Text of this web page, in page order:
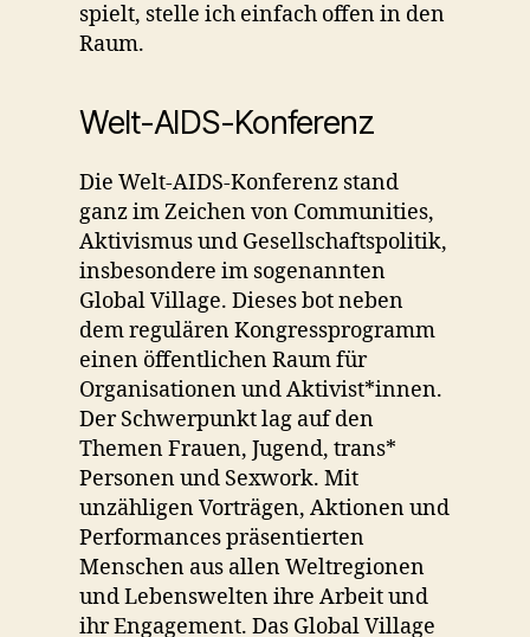
spielt, stelle ich einfach offen in den
Raum.
Welt-AIDS-Konferenz
Die Welt-AIDS-Konferenz stand
ganz im Zeichen von Communities,
Aktivismus und Gesellschaftspolitik,
insbesondere im sogenannten
Global Village. Dieses bot neben
dem regulären Kongressprogramm
einen öffentlichen Raum für
Organisationen und Aktivist*innen.
Der Schwerpunkt lag auf den
Themen Frauen, Jugend, trans*
Personen und Sexwork. Mit
unzähligen Vorträgen, Aktionen und
Performances präsentierten
Menschen aus allen Weltregionen
und Lebenswelten ihre Arbeit und
ihr Engagement. Das Global Village